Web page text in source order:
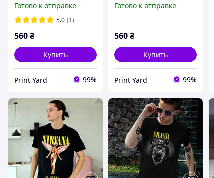
Готово к отправке
5.0 (1)
560₴
Купить
Print Yard 99%
Готово к отправке
560₴
Купить
Print Yard 99%